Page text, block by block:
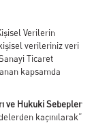
Verilerin
kişisel verileriniz veri
Ticaret
kapsamda
ve Hukuki Sebepler
kaçınılarak”